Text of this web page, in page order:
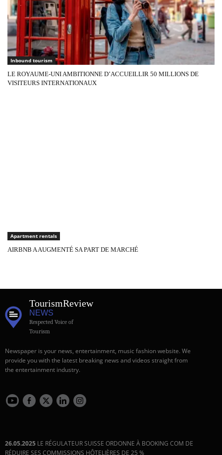
Inbound tourism
LE ROYAUME-UNI AMBITIONNE D’ACCUEILLIR 50 MILLIONS DE
VISITEURS INTERNATIONAUX
Apartment rentals
AIRBNB A AUGMENTÉ SA PART DE MARCHÉ
TourismReview
NEWS
Respected Voice of
Tourism
Newspaper is your news, entertainment, music fashion website. We
provide you with the latest breaking news and videos straight from
the entertainment industry.
26.05.2025 LE RÉGULATEUR SUISSE ORDONNE À BOOKING COM DE
RÉDUIRE SES COMMISSIONS HÔTELIÈRES DE 25 %